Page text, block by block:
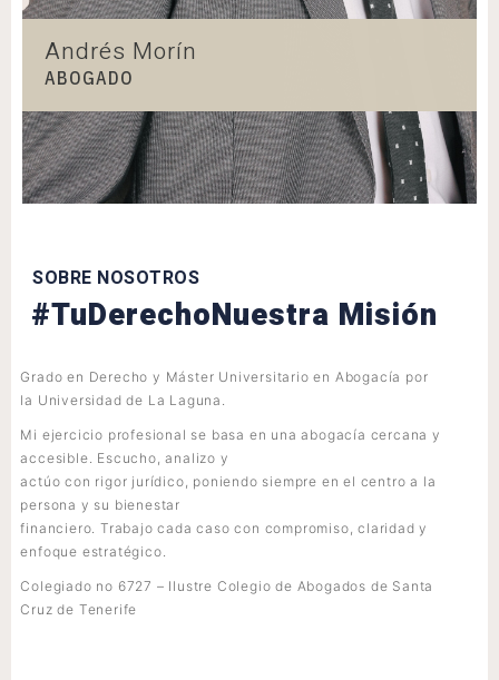
Andrés Morín
ABOGADO
SOBRE NOSOTROS
#TuDerechoNuestra Misión
Grado en Derecho y Máster Universitario en Abogacía por
la Universidad de La Laguna.
Mi ejercicio profesional se basa en una abogacía cercana y
accesible. Escucho, analizo y
actúo con rigor jurídico, poniendo siempre en el centro a la
persona y su bienestar
financiero. Trabajo cada caso con compromiso, claridad y
enfoque estratégico.
Colegiado no 6727 – Ilustre Colegio de Abogados de Santa
Cruz de Tenerife